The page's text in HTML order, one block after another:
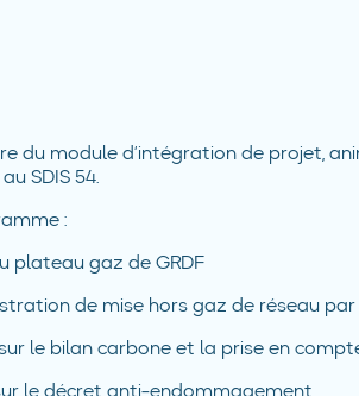
du module d’intégration de projet,
SDIS 54.
:
plateau gaz de GRDF
de mise hors gaz de réseau
le bilan carbone et la prise en